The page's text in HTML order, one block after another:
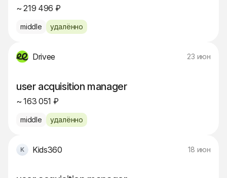
~ 219 496 ₽
middle удалённо
Drivee 23 июн
user acquisition manager
~ 163 051 ₽
middle удалённо
Kids360 18 июн